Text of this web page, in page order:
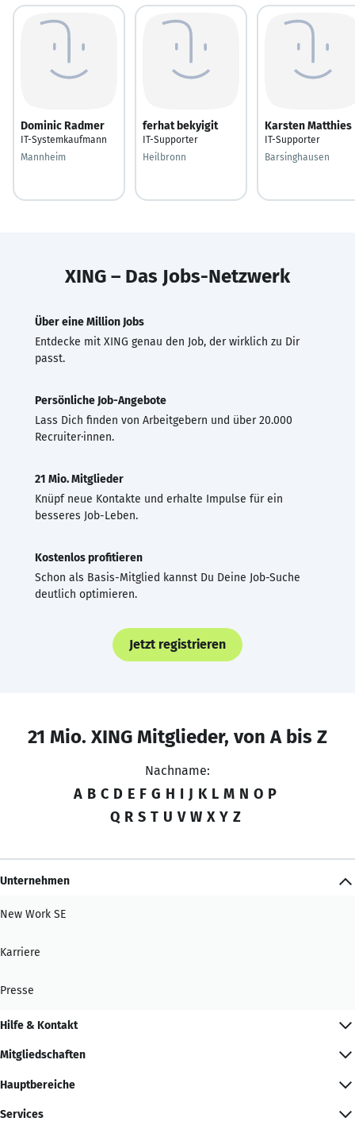
Dominic Radmer
IT-Systemkaufmann
Mannheim
ferhat bekyigit
IT-Supporter
Heilbronn
Karsten Matthies
IT-Supporter
Barsinghausen
XING – Das Jobs-Netzwerk
Über eine Million Jobs
Entdecke mit XING genau den Job, der wirklich zu Dir
passt.
Persönliche Job-Angebote
Lass Dich finden von Arbeitgebern und über 20.000
Recruiter·innen.
21 Mio. Mitglieder
Knüpf neue Kontakte und erhalte Impulse für ein
besseres Job-Leben.
Kostenlos profitieren
Schon als Basis-Mitglied kannst Du Deine Job-Suche
deutlich optimieren.
Jetzt registrieren
21 Mio. XING Mitglieder, von A bis Z
Nachname:
A B C D E F G H I J K L M N O P
Q R S T U V W X Y Z
Unternehmen
New Work SE
Karriere
Presse
Hilfe & Kontakt
Mitgliedschaften
Hauptbereiche
Services